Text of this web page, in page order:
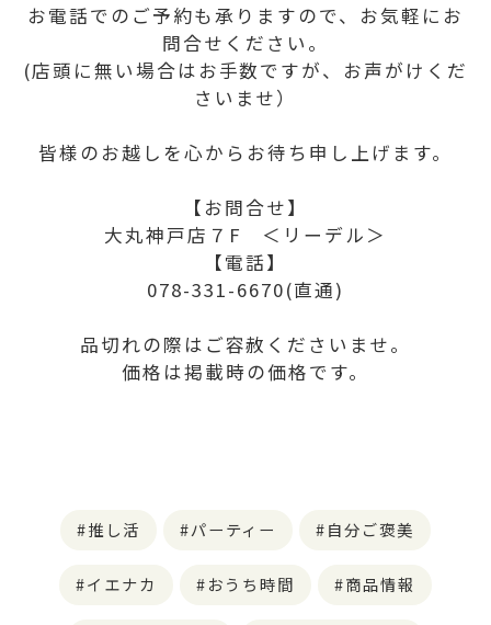
お電話でのご予約も承りますので、お気軽にお
問合せください。
(店頭に無い場合はお手数ですが、お声がけくだ
さいませ）
皆様のお越しを心からお待ち申し上げます。
【お問合せ】
大丸神戸店７F ＜リーデル＞
【電話】
078-331-6670(直通)
品切れの際はご容赦くださいませ。
価格は掲載時の価格です。
推し活 パーティー 自分ご褒美
イエナカ おうち時間 商品情報